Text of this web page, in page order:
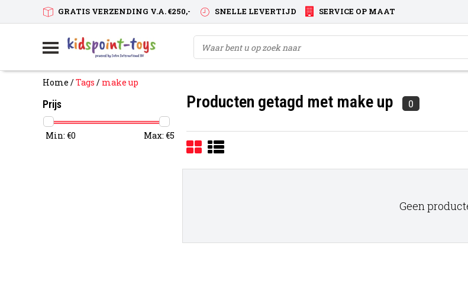
GRATIS VERZENDING V.A. €250,- SNELLE LEVERTIJD SERVICE OP MAAT
Home /Tags / make up
Prijs
Min: €0 Max: €5
Producten getagd met make up 0
Geen